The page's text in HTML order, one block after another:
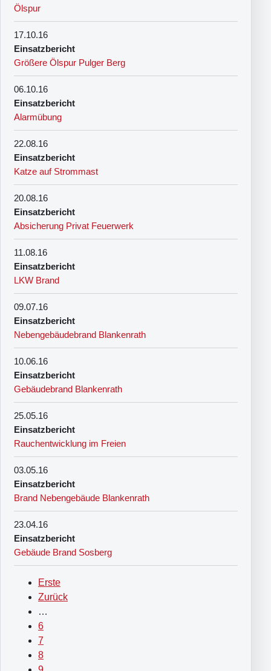
Ölspur
17.10.16
Einsatzbericht
Größere Ölspur Pulger Berg
06.10.16
Einsatzbericht
Alarmübung
22.08.16
Einsatzbericht
Katze auf Strommast
20.08.16
Einsatzbericht
Absicherung Privat Feuerwerk
11.08.16
Einsatzbericht
LKW Brand
09.07.16
Einsatzbericht
Nebengebäudebrand Blankenrath
10.06.16
Einsatzbericht
Gebäudebrand Blankenrath
25.05.16
Einsatzbericht
Rauchentwicklung im Freien
03.05.16
Einsatzbericht
Brand Nebengebäude Blankenrath
23.04.16
Einsatzbericht
Gebäude Brand Sosberg
Seitennummerierung
Erste
Seite
Erste
Vorherige
Seite
Zurück
…
Seite
6
Seite
7
Seite
8